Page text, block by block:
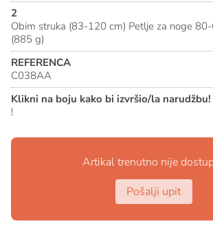
Ventralna tačka pričvršćivanja: da
Bočne tačke pričvršćivanja: da
Stražnja tačka pričvršćivanja na pojasu: da
2
Obim struka (83-120 cm) Petlje za noge
(885 g)
REFERENCA
C038AA
Klikni na boju kako bi izvršio/la narudžbu!
!
Artikal trenutno nije
Pošalji upit